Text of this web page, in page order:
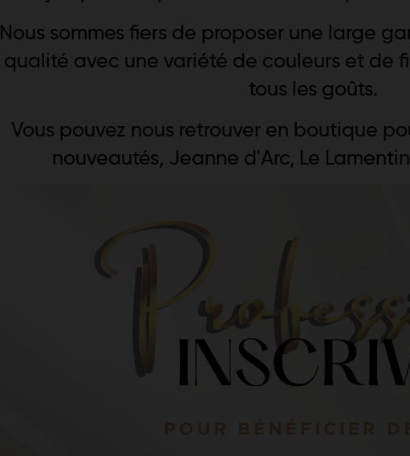
Nous sommes fiers de proposer une large
qualité avec une variété de couleurs et de
tous les goûts.
Vous pouvez nous retrouver en boutique
nouveautés, Jeanne d'Arc, Le